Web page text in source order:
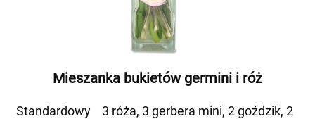
Mieszanka bukietów germini i róż
Standardowy
3 róża, 3 gerbera mini, 2 goździk, 2